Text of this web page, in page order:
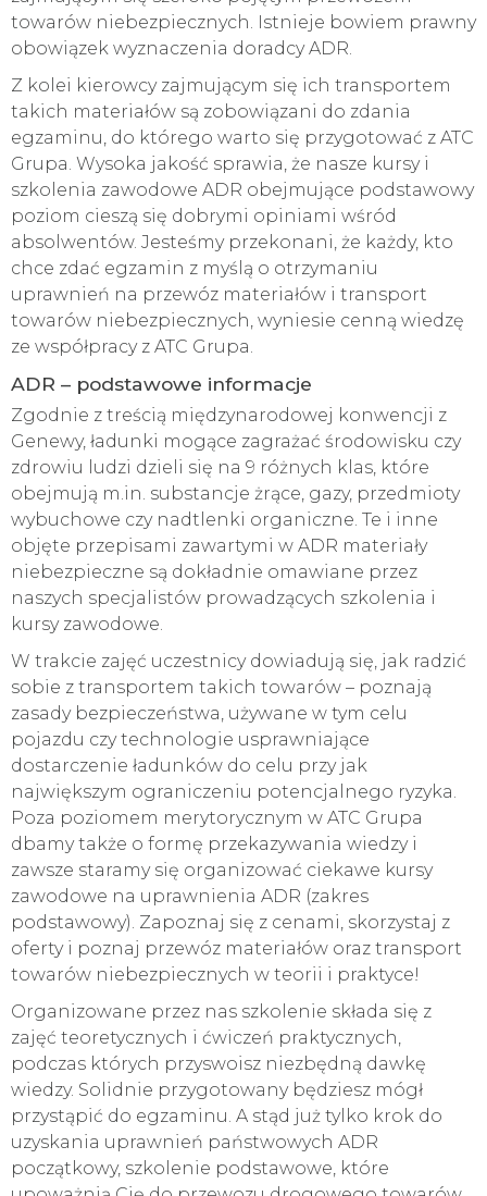
towarów niebezpiecznych. Istnieje bowiem prawny
obowiązek wyznaczenia doradcy ADR.
Z kolei kierowcy zajmującym się ich transportem
takich materiałów są zobowiązani do zdania
egzaminu, do którego warto się przygotować z ATC
Grupa. Wysoka jakość sprawia, że nasze kursy i
szkolenia zawodowe ADR obejmujące podstawowy
poziom cieszą się dobrymi opiniami wśród
absolwentów. Jesteśmy przekonani, że każdy, kto
chce zdać egzamin z myślą o otrzymaniu
uprawnień na przewóz materiałów i transport
towarów niebezpiecznych, wyniesie cenną wiedzę
ze współpracy z ATC Grupa.
ADR – podstawowe informacje
Zgodnie z treścią międzynarodowej konwencji z
Genewy, ładunki mogące zagrażać środowisku czy
zdrowiu ludzi dzieli się na 9 różnych klas, które
obejmują m.in. substancje żrące, gazy, przedmioty
wybuchowe czy nadtlenki organiczne. Te i inne
objęte przepisami zawartymi w ADR materiały
niebezpieczne są dokładnie omawiane przez
naszych specjalistów prowadzących szkolenia i
kursy zawodowe.
W trakcie zajęć uczestnicy dowiadują się, jak radzić
sobie z transportem takich towarów – poznają
zasady bezpieczeństwa, używane w tym celu
pojazdu czy technologie usprawniające
dostarczenie ładunków do celu przy jak
największym ograniczeniu potencjalnego ryzyka.
Poza poziomem merytorycznym w ATC Grupa
dbamy także o formę przekazywania wiedzy i
zawsze staramy się organizować ciekawe kursy
zawodowe na uprawnienia ADR (zakres
podstawowy). Zapoznaj się z cenami, skorzystaj z
oferty i poznaj przewóz materiałów oraz transport
towarów niebezpiecznych w teorii i praktyce!
Organizowane przez nas szkolenie składa się z
zajęć teoretycznych i ćwiczeń praktycznych,
podczas których przyswoisz niezbędną dawkę
wiedzy. Solidnie przygotowany będziesz mógł
przystąpić do egzaminu. A stąd już tylko krok do
uzyskania uprawnień państwowych ADR
początkowy, szkolenie podstawowe, które